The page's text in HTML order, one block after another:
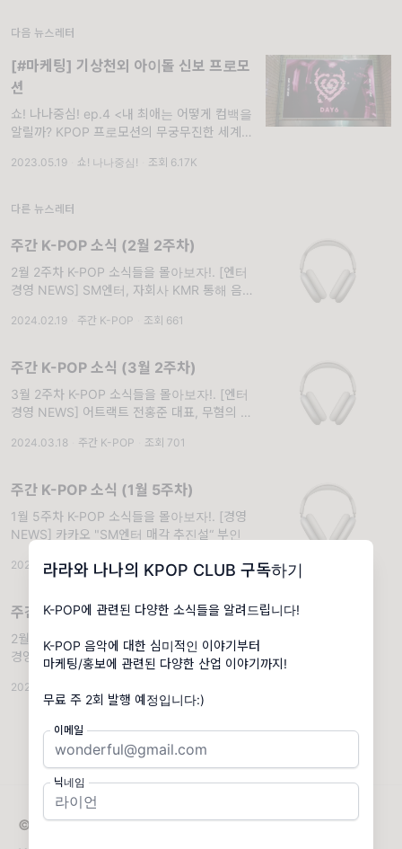
라라와 나나의 KPOP CLUB 구독하기
K-POP에 관련된 다양한 소식들을 알려드립니다!
K-POP 음악에 대한 심미적인 이야기부터
마케팅/홍보에 관련된 다양한 산업 이야기까지!
무료 주 2회 발행 예정입니다:)
이메일
닉네임
👩🏻‍🤝‍
다음 뉴스레터
[#마케팅] 기상천외 아이돌 신보 프로모
션
쇼! 나나중심! ep.4 <내 최애는 어떻게 컴백을
알릴까? KPOP 프로모션의 무궁무진한 세계>.
들의 컴백 뿐만 아니라 타 아티스트들의 컴백을
소에 덕후이기에 즐기면서 찾아 듣고, 보는 것
2023.05.19 쇼! 나나중심! 조회 6.17K
다른 뉴스레터
주간 K-POP 소식 (2월 2주차)
2월 2주차 K-POP 소식들을 몰아보자!. [엔터
경영 NEWS] SM엔터, 자회사 KMR 통해 음악
회사 크리에이션뮤직라이츠(KMR)가 지난해 9
2024.02.19 주간 K-POP 조회 661
주간 K-POP 소식 (3월 2주차)
3월 2주차 K-POP 소식들을 몰아보자!. [엔터
경영 NEWS] 어트랙트 전홍준 대표, 무혐의 처
2024.03.18 주간 K-POP 조회 701
주간 K-POP 소식 (1월 5주차)
1월 5주차 K-POP 소식들을 몰아보자!. [경영
NEWS] 카카오 "SM엔터 매각 추진설“ 부인
2024.02.05 · 주간 K-POP 조회 732
주간 K-POP 소식 (2월 1주차)
2월 1주차 K-POP 소식들을 몰아보자!. [엔터
경영 NEWS] SM엔터 "카카오의 SM 매각설,
경영진 교체설" 부인
2024.02.12
© 2026 라라와 나나의 KPOP CLUB